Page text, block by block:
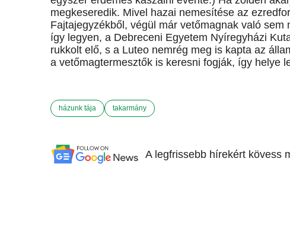
megkeseredik. Mivel hazai nemesítése az
Fajtajegyzékből, végül már vetőmagnak való
így legyen, a Debreceni Egyetem Nyíregyházi
rukkolt elő, s a Luteo nemrég meg is kapta az
a vetőmagtermesztők is keresni fogják, így helye
házunk tája takarmány
A legfrissebb hírekért kövess